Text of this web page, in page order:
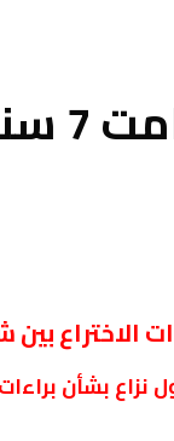
الاختراع
بشأن براءات